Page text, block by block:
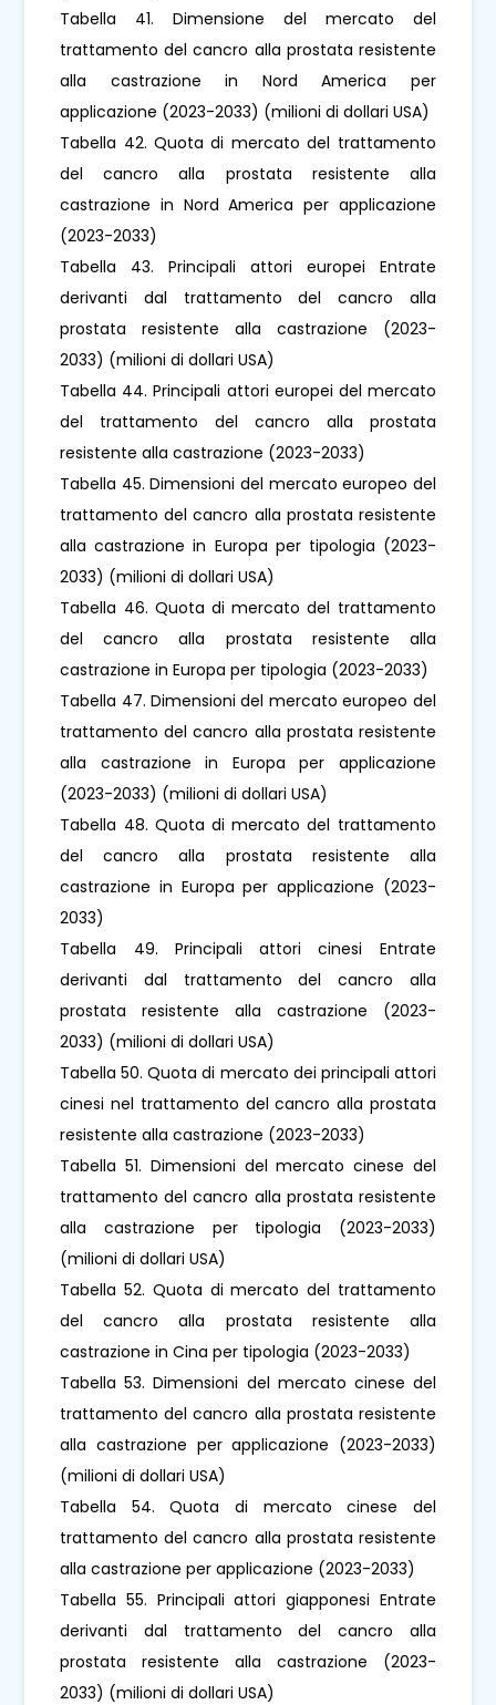
Tabella 41. Dimensione del mercato del
trattamento del cancro alla prostata resistente
alla castrazione in Nord America per
applicazione (2023-2033) (milioni di dollari USA)
Tabella 42. Quota di mercato del trattamento
del cancro alla prostata resistente alla
castrazione in Nord America per applicazione
(2023-2033)
Tabella 43. Principali attori europei Entrate
derivanti dal trattamento del cancro alla
prostata resistente alla castrazione (2023-
2033) (milioni di dollari USA)
Tabella 44. Principali attori europei del mercato
del trattamento del cancro alla prostata
resistente alla castrazione (2023-2033)
Tabella 45. Dimensioni del mercato europeo del
trattamento del cancro alla prostata resistente
alla castrazione in Europa per tipologia (2023-
2033) (milioni di dollari USA)
Tabella 46. Quota di mercato del trattamento
del cancro alla prostata resistente alla
castrazione in Europa per tipologia (2023-2033)
Tabella 47. Dimensioni del mercato europeo del
trattamento del cancro alla prostata resistente
alla castrazione in Europa per applicazione
(2023-2033) (milioni di dollari USA)
Tabella 48. Quota di mercato del trattamento
del cancro alla prostata resistente alla
castrazione in Europa per applicazione (2023-
2033)
Tabella 49. Principali attori cinesi Entrate
derivanti dal trattamento del cancro alla
prostata resistente alla castrazione (2023-
2033) (milioni di dollari USA)
Tabella 50. Quota di mercato dei principali attori
cinesi nel trattamento del cancro alla prostata
resistente alla castrazione (2023-2033)
Tabella 51. Dimensioni del mercato cinese del
trattamento del cancro alla prostata resistente
alla castrazione per tipologia (2023-2033)
(milioni di dollari USA)
Tabella 52. Quota di mercato del trattamento
del cancro alla prostata resistente alla
castrazione in Cina per tipologia (2023-2033)
Tabella 53. Dimensioni del mercato cinese del
trattamento del cancro alla prostata resistente
alla castrazione per applicazione (2023-2033)
(milioni di dollari USA)
Tabella 54. Quota di mercato cinese del
trattamento del cancro alla prostata resistente
alla castrazione per applicazione (2023-2033)
Tabella 55. Principali attori giapponesi Entrate
derivanti dal trattamento del cancro alla
prostata resistente alla castrazione (2023-
2033) (milioni di dollari USA)